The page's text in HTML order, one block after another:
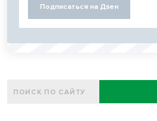
Подписаться на Дзен